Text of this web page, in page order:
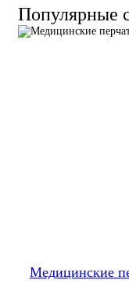
Популярные
Медицинские